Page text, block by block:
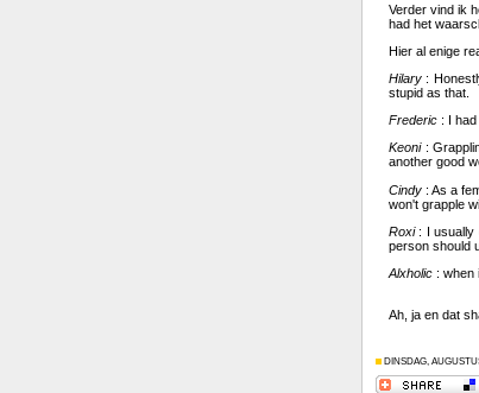
Verder vind ik
had het
Hier al enige
Hilary:
stupid as that.
Frederic: I had
Keoni:
another good
Cindy: As a
won't grapple
Roxi: I usually
person should
Alxholic: when
Ah, ja en dat
DINSDAG,